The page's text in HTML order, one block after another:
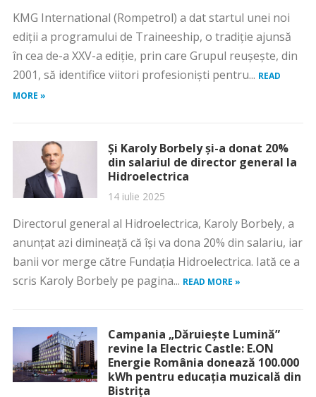
KMG International (Rompetrol) a dat startul unei noi
ediții a programului de Traineeship, o tradiție ajunsă
în cea de-a XXV-a ediție, prin care Grupul reușește, din
2001, să identifice viitori profesioniști pentru... READ
MORE »
Și Karoly Borbely și-a donat 20%
din salariul de director general la
Hidroelectrica
14 iulie 2025
Directorul general al Hidroelectrica, Karoly Borbely, a
anunțat azi dimineață că își va dona 20% din salariu, iar
banii vor merge către Fundația Hidroelectrica. Iată ce a
scris Karoly Borbely pe pagina... READ MORE »
Campania „Dăruiește Lumină”
revine la Electric Castle: E.ON
Energie România donează 100.000
kWh pentru educația muzicală din
Bistrița